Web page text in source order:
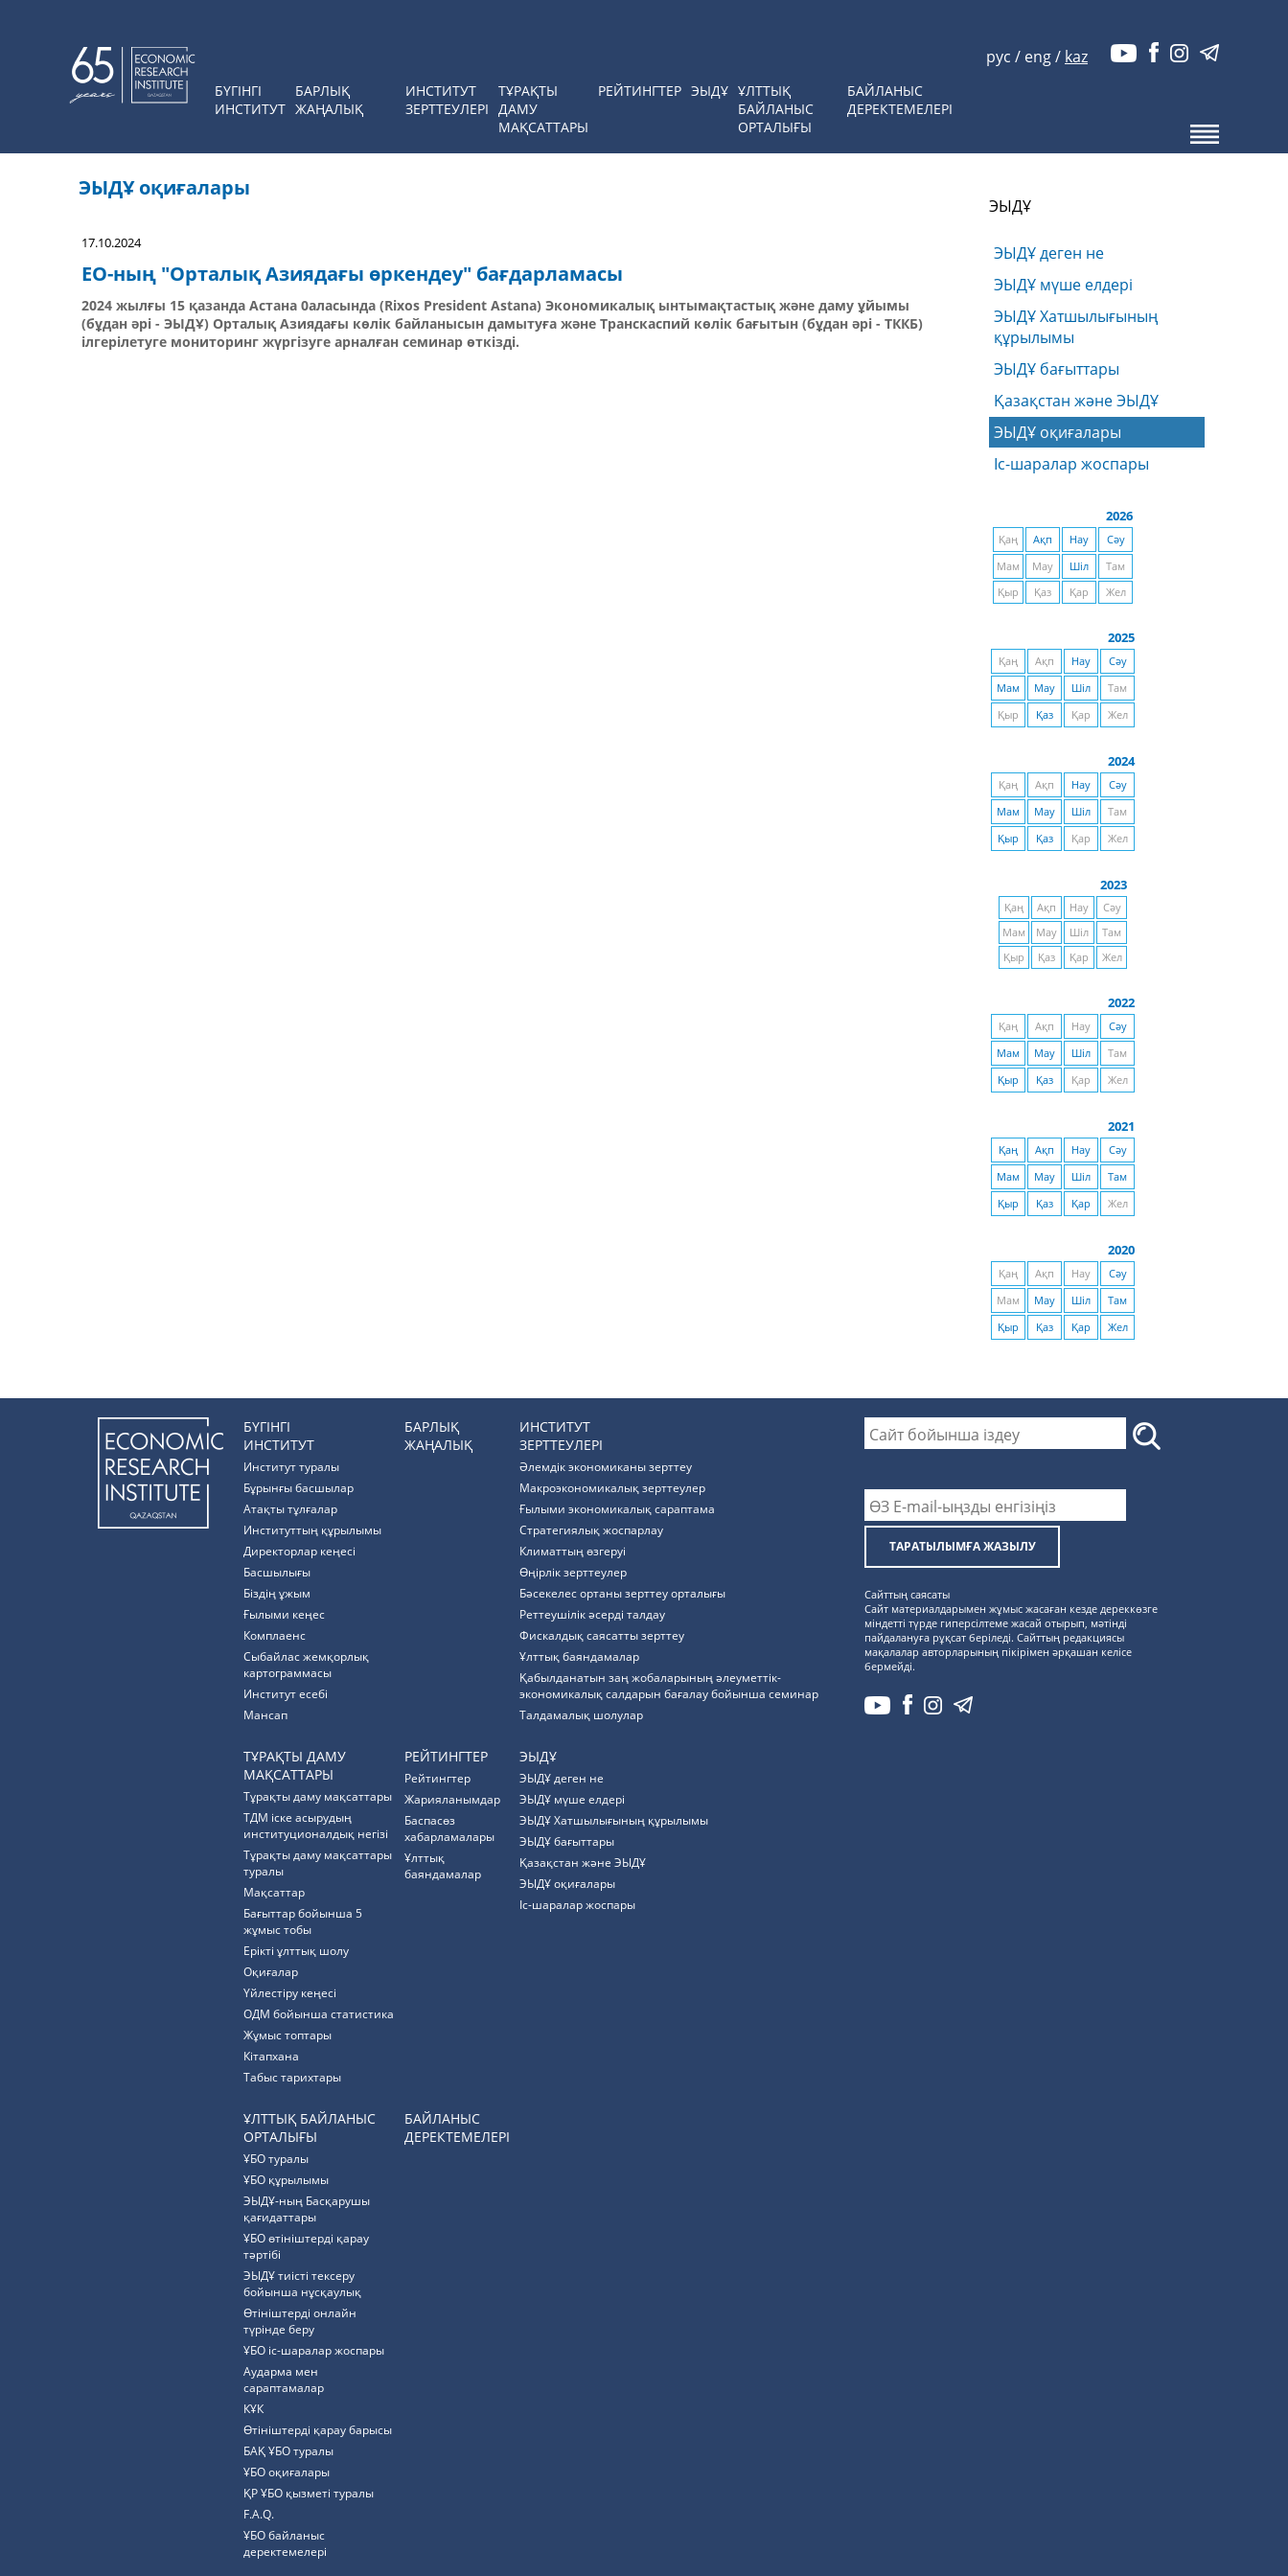
БҮГІНГІ
ИНСТИТУТ
БАРЛЫҚ
ЖАҢАЛЫҚ
ИНСТИТУТ
ЗЕРТТЕУЛЕРІ
ТҰРАҚТЫ
ДАМУ
МАҚСАТТАРЫ
РЕЙТИНГТЕР ЭЫДҰ ҰЛТТЫҚ
БАЙЛАНЫС
ОРТАЛЫҒЫ
БАЙЛАНЫС
ДЕРЕКТЕМЕЛЕРІ
рус / eng/ kaz
ЭЫДҰ оқиғалары
17.10.2024
ЕО-ның "Орталық Азиядағы өркендеу" бағдарламасы
2024 жылғы 15 қазанда Астана 0аласында (Rixos President Astana) Экономикалық ынтымақтастық және даму ұйымы
(бұдан әрі - ЭЫДҰ) Орталық Азиядағы көлік байланысын дамытуға және Транскаспий көлік бағытын (бұдан әрі - ТККБ)
ілгерілетуге мониторинг жүргізуге арналған семинар өткізді.
ЭЫДҰ
ЭЫДҰ деген не
ЭЫДҰ мүше елдері
ЭЫДҰ Хатшылығының
құрылымы
ЭЫДҰ бағыттары
Қазақстан және ЭЫДҰ
ЭЫДҰ оқиғалары
Іс-шаралар жоспары
2026
Қаң Ақп Нау
Сәу
Мам
Мау Шіл
Там
Қыр
Қаз Қар Жел
2025
Қаң Ақп Нау
Сәу
Мам
Мау Шіл
Там
Қыр
Қаз Қар Жел
2024
Қаң Ақп Нау
Сәу
Мам
Мау Шіл
Там
Қыр
Қаз Қар Жел
2023
Қаң Ақп Нау
Сәу
Мам
Мау Шіл
Там
Қыр
Қаз Қар Жел
2022
Қаң Ақп Нау
Сәу
Мам
Мау Шіл
Там
Қыр
Қаз Қар Жел
2021
Қаң Ақп Нау
Сәу
Мам
Мау Шіл
Там
Қыр
Қаз Қар Жел
2020
Қаң Ақп Нау
Сәу
Мам
Мау Шіл
Там
Қыр
Қаз Қар Жел
БҮГІНГІ
ИНСТИТУТ
Институт туралы
Бұрынғы басшылар
Атақты тұлғалар
Институттың құрылымы
Директорлар кеңесі
Басшылығы
Біздің ұжым
Ғылыми кеңес
Комплаенс
Cыбайлас жемқорлық
картограммасы
Институт есебі
Мансап
БАРЛЫҚ
ЖАҢАЛЫҚ
ИНСТИТУТ
ЗЕРТТЕУЛЕРІ
Әлемдік экономиканы зерттеу
Макроэкономикалық зерттеулер
Ғылыми экономикалық сараптама
Стратегиялық жоспарлау
Климаттың өзгеруі
Өңірлік зерттеулер
Бәсекелес ортаны зерттеу орталығы
Реттеушілік әсерді талдау
Фискалдық саясатты зерттеу
Ұлттық баяндамалар
Қабылданатын заң жобаларының әлеуметтік-
экономикалық салдарын бағалау бойынша семинар
Талдамалық шолулар
ТҰРАҚТЫ ДАМУ
МАҚСАТТАРЫ
Тұрақты даму мақсаттары
ТДМ іске асырудың
институционалдық негізі
Тұрақты даму мақсаттары
туралы
Мақсаттар
Бағыттар бойынша 5
жұмыс тобы
Ерікті ұлттық шолу
Оқиғалар
Үйлестіру кеңесі
ОДМ бойынша статистика
Жұмыс топтары
Кітапхана
Табыс тарихтары
РЕЙТИНГТЕР
Рейтингтер
Жарияланымдар
Баспасөз
хабарламалары
Ұлттық
баяндамалар
ЭЫДҰ
ЭЫДҰ деген не
ЭЫДҰ мүше елдері
ЭЫДҰ Хатшылығының құрылымы
ЭЫДҰ бағыттары
Қазақстан және ЭЫДҰ
ЭЫДҰ оқиғалары
Іс-шаралар жоспары
ҰЛТТЫҚ БАЙЛАНЫС
ОРТАЛЫҒЫ
ҰБО туралы
ҰБО құрылымы
ЭЫДҰ-ның Басқарушы
қағидаттары
ҰБО өтініштерді қарау
тәртібі
ЭЫДҰ тиісті тексеру
бойынша нұсқаулық
Өтініштерді онлайн
түрінде беру
ҰБО іс-шаралар жоспары
Аударма мен
сараптамалар
КҰК
Өтініштерді қарау барысы
БАҚ ҰБО туралы
ҰБО оқиғалары
ҚР ҰБО қызметі туралы
F.A.Q.
ҰБО байланыс
деректемелерi
БАЙЛАНЫС
ДЕРЕКТЕМЕЛЕРІ
ТАРАТЫЛЫМҒА ЖАЗЫЛУ
Сайттың саясаты
Сайт материалдарымен жұмыс жасаған кезде дереккөзге
міндетті түрде гиперсілтеме жасай отырып, мәтінді
пайдалануға рұқсат беріледі. Сайттың редакциясы
мақалалар авторларының пікірімен әрқашан келісе
бермейді.